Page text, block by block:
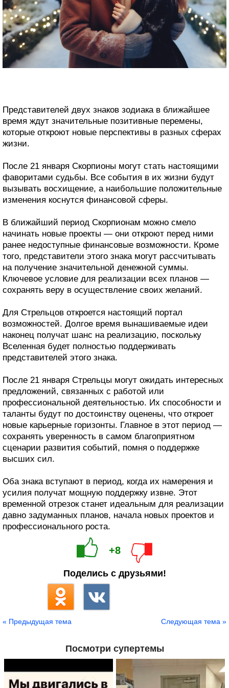
Представителей двух знаков зодиака в ближайшее
время ждут значительные позитивные перемены,
которые откроют новые перспективы в разных сферах
жизни.
После 21 января Скорпионы могут стать настоящими
фаворитами судьбы. Все события в их жизни будут
вызывать восхищение, а наибольшие положительные
изменения коснутся финансовой сферы.
В ближайший период Скорпионам можно смело
начинать новые проекты — они откроют перед ними
ранее недоступные финансовые возможности. Кроме
того, представители этого знака могут рассчитывать
на получение значительной денежной суммы.
Ключевое условие для реализации всех планов —
сохранять веру в осуществление своих желаний.
Для Стрельцов откроется настоящий портал
возможностей. Долгое время вынашиваемые идеи
наконец получат шанс на реализацию, поскольку
Вселенная будет полностью поддерживать
представителей этого знака.
После 21 января Стрельцы могут ожидать интересных
предложений, связанных с работой или
профессиональной деятельностью. Их способности и
таланты будут по достоинству оценены, что откроет
новые карьерные горизонты. Главное в этот период —
сохранять уверенность в самом благоприятном
сценарии развития событий, помня о поддержке
высших сил.
Оба знака вступают в период, когда их намерения и
усилия получат мощную поддержку извне. Этот
временной отрезок станет идеальным для реализации
давно задуманных планов, начала новых проектов и
профессионального роста.
+8
Поделись с друзьями!
« Предыдущая тема Следующая тема »
Посмотри супертемы